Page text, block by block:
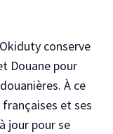
conserve
Douane pour
À ce
et ses
jour pour se